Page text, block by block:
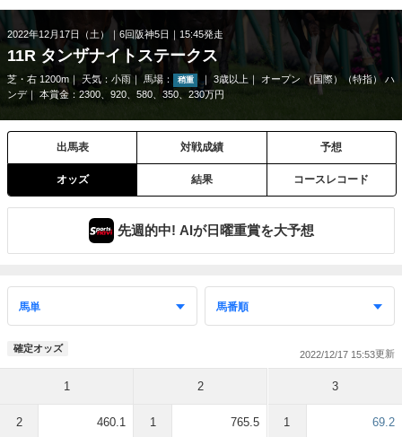
2022年12月17日（土） 6回阪神5日 15:45発走
11R タンザナイトステークス
芝・右 1200m 天気： 小雨 馬場： 稍重 3歳以上
オープン （国際）（特指） ハ
ンデ
本賞金：2300、920、580、350、230万円
出馬表 対戦成績 予想
オッズ 結果 コースレコード
先週的中! AIが日曜重賞を大予想
確定オッズ
2022/12/17 15:53
1
2 460.1
2
1 765.5
3
1 69.2